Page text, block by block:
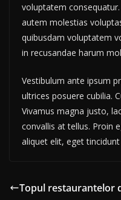
voluptatem
autem molestias
quibusdam voluptatem
in recusandae harum
Vestibulum ante ipsum
ultrices posuere cubilia.
Vivamus magna justo,
convallis at tellus. Proin
aliquet elit, eget
Topul restaurantelor